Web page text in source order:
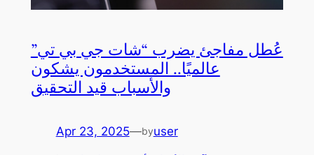
عُطل مفاجئ يضرب “شات جي بي تي”
عالميًا.. المستخدمون يشكون
والأسباب قيد التحقيق
Apr 23, 2025—byuser